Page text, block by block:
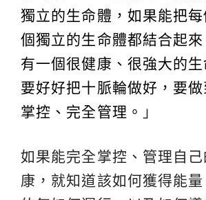
獨立的生命體，如果能把
個獨立的生命體都結合起
有一個很健康、很強大的
要好好把十脈輪做好，要
掌控、完全管理。 」
如果能完全掌控、管理自
康，就知道該如何獲得能